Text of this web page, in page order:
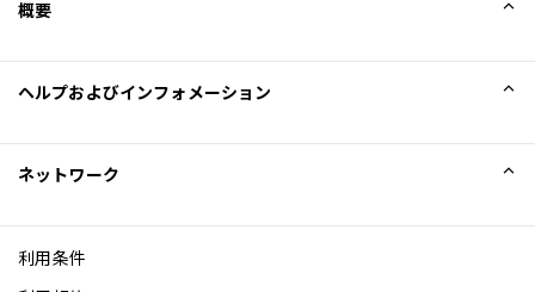
概要
Excellence Awards
ブログ
ヘルプおよびインフォメーション
ネットワーク
利用条件